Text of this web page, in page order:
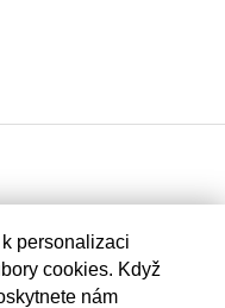
personalizaci
cookies. Když
nám